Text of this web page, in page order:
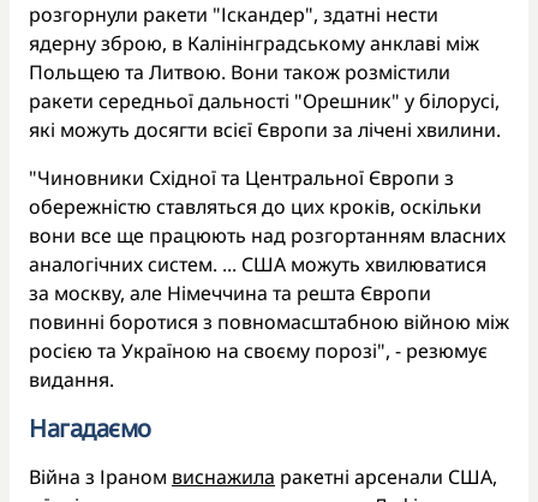
розгорнули ракети "Іскандер", здатні нести
ядерну зброю, в Калінінградському анклаві між
Польщею та Литвою. Вони також розмістили
ракети середньої дальності "Орешник" у білорусі,
які можуть досягти всієї Європи за лічені хвилини.
"Чиновники Східної та Центральної Європи з
обережністю ставляться до цих кроків, оскільки
вони все ще працюють над розгортанням власних
аналогічних систем. ... США можуть хвилюватися
за москву, але Німеччина та решта Європи
повинні боротися з повномасштабною війною між
росією та Україною на своєму порозі", - резюмує
видання.
Нагадаємо
Війна з Іраном виснажила ракетні арсенали США,